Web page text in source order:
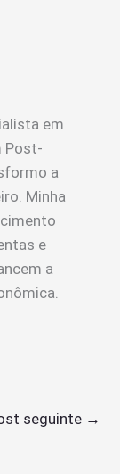
em
Post-
a
Minha
e
a
seguinte →